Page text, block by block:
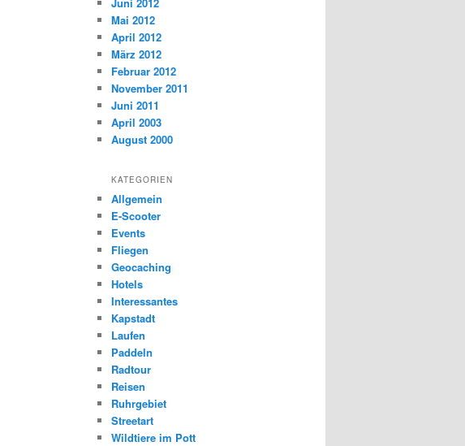
Mai 2012
April 2012
März 2012
Februar 2012
November 2011
Juni 2011
April 2003
August 2000
KATEGORIEN
Allgemein
E-Scooter
Events
Fliegen
Geocaching
Hotels
Interessantes
Kapstadt
Laufen
Paddeln
Radtour
Reisen
Ruhrgebiet
Streetart
Wildtiere im Pott